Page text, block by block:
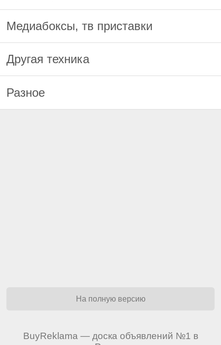
Медиабоксы, тв приставки
Другая техника
Разное
На полную версию
BuyReklama — доска объявлений №1 в